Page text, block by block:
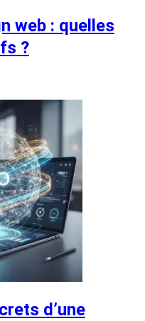
web : quelles
?
d’une